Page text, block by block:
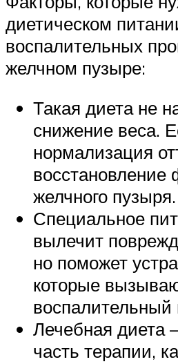
диетическом
воспалительных
желчном пузыре:
Такая диета не
снижение веса.
нормализация
восстановление
желчного пузыря.
Специальное
вылечит
но поможет
которые
воспалительный
Лечебная диета
часть терапии,